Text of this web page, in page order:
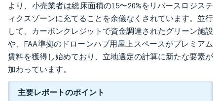
より、小売業者は総床面積の15〜20%をリバースロジステ
ィクスゾーンに充てることを余儀なくされています。並行
して、カーボンクレジットで資金調達されたグリーン施設
や、FAA準拠のドローンハブ用屋上スペースがプレミアム
賃料を獲得し始めており、立地選定の計算に新たな要素が
加わっています。
主要レポートのポイント